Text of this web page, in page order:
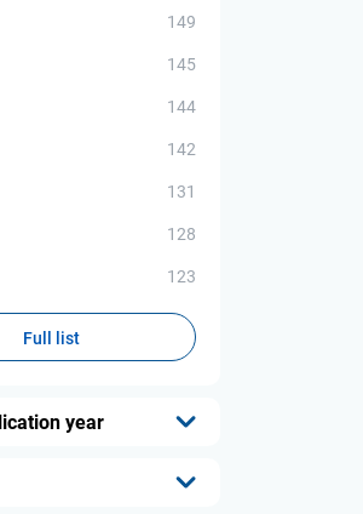
149
145
144
142
131
128
123
Full list
year